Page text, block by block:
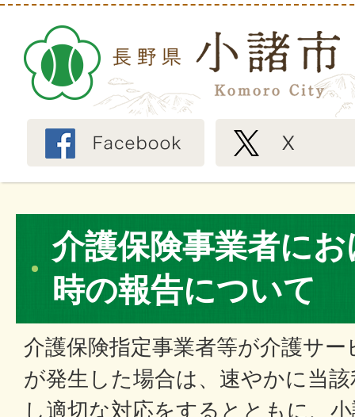
介護保険事業者に
時の報告について
介護保険指定事業者等が介護サ
が発生した場合は、速やかに当
し適切な対応をするとともに、